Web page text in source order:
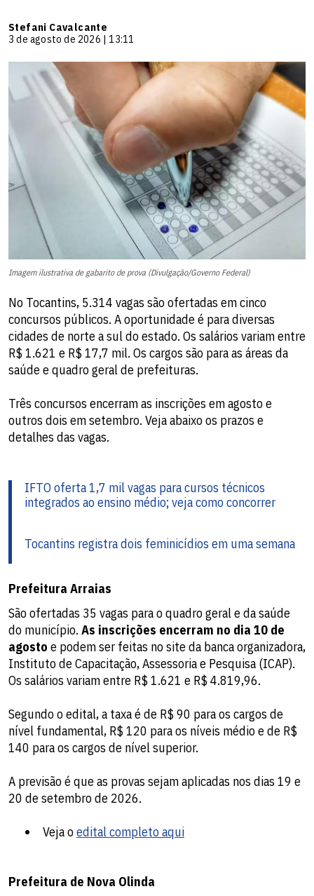
Stefani Cavalcante
3 de agosto de 2026 | 13:11
Imagem ilustrativa de gabarito de prova (Divulgação/Governo Federal)
No Tocantins, 5.314 vagas são ofertadas em cinco
concursos públicos. A oportunidade é para diversas
cidades de norte a sul do estado. Os salários variam entre
R$ 1.621 e R$ 17,7 mil. Os cargos são para as áreas da
saúde e quadro geral de prefeituras.
Três concursos encerram as inscrições em agosto e
outros dois em setembro. Veja abaixo os prazos e
detalhes das vagas.
IFTO oferta 1,7 mil vagas para cursos técnicos
integrados ao ensino médio; veja como concorrer
Tocantins registra dois feminicídios em uma semana
Prefeitura Arraias
São ofertadas 35 vagas para o quadro geral e da saúde
do município. As inscrições encerram no dia 10 de
agosto e podem ser feitas no site da banca organizadora,
Instituto de Capacitação, Assessoria e Pesquisa (ICAP).
Os salários variam entre R$ 1.621 e R$ 4.819,96.
Segundo o edital, a taxa é de R$ 90 para os cargos de
nível fundamental, R$ 120 para os níveis médio e de R$
140 para os cargos de nível superior.
A previsão é que as provas sejam aplicadas nos dias 19 e
20 de setembro de 2026.
Veja oedital completo aqui
Prefeitura de Nova Olinda